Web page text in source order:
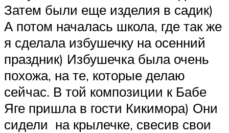
Затем были еще изделия в садик)
А потом началась школа, где так же
я сделала избушечку на осенний
праздник) Избушечка была очень
похожа, на те, которые делаю
сейчас. В той композиции к Бабе
Яге пришла в гости Кикимора) Они
сидели на крылечке, свесив свои